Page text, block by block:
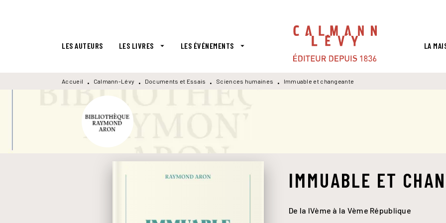
LES AUTEURS LES LIVRES arrow_drop_down LES ÉVÉNEMENTS arrow_drop_down LA
Accueil • Calmann-Lévy • Documents et Essais • Sciences humaines • Immuable et changeante
IMMUABLE ET
De la IVème à la Vème République